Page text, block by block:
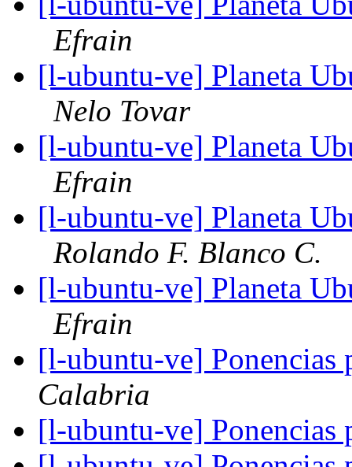
Efrain
[l-ubuntu-ve] Planeta
Nelo Tovar
[l-ubuntu-ve] Planeta
Efrain
[l-ubuntu-ve] Planeta
Rolando F. Blanco C.
[l-ubuntu-ve] Planeta
Efrain
[l-ubuntu-ve] Ponencias
Calabria
[l-ubuntu-ve] Ponencias